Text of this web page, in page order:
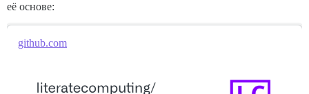
её основе:
github.com